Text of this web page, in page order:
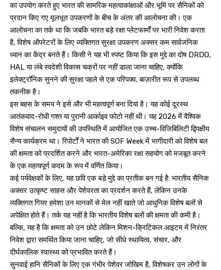
का उपयोग करते हुए भारत की सामरिक महत्वाकांक्षाओं और भूमि पर सैनिकों को
प्रदान किए गए मूलभूत उपकरणों के बीच के अंतर की आलोचना की। एक
आलोचना का तर्क था कि जबकि भारत बड़े रक्षा प्लेटफार्मों पर भारी निवेश करता
है, विशेष ऑपरेटरों के लिए व्यक्तिगत सुरक्षा उपकरण अक्सर कम सार्वजनिक
ध्यान का केंद्र बनते हैं। किसी ने यह भी स्पष्ट किया कि इस मुद्दे का दोष DRDO,
HAL या लंबे स्वदेशी विकास चक्रों पर नहीं डाला जाना चाहिए, क्योंकि
इलेक्ट्रॉनिक सुनने की सुरक्षा पहले से एक परिपक्व, बाज़ारीत रूप से उपलब्ध
तकनीक है।
इस बहस के समय ने इसे और भी महत्वपूर्ण बना दिया है। यह कोई दूरस्थ
आतंकवाद-रोधी गश्त या पुरानी आर्काइव फोटो नहीं थी। यह 2026 में वैश्विक
विशेष संचालन समुदायों की उपस्थिति में आयोजित एक उच्च-विजिबिलिटी द्विपक्षीय
सैन्य कार्यक्रम था। रिपोर्टों ने भारत की SOF Week में भागीदारी को विशेष बल
की क्षमता को प्रदर्शित करने और भारत-अमेरिका रक्षा सहयोग को मजबूत करने
के एक महत्वपूर्ण कदम के रूप में वर्णित किया।
कई पर्यवेक्षकों के लिए, यह छवि एक बड़े मुद्दे का प्रतीक बन गई है: भारतीय सैनिक
अक्सर उत्कृष्ट साहस और पेशेवरता का प्रदर्शन करते हैं, लेकिन उनके
व्यक्तिगत गियर हमेशा उन मानकों से मेल नहीं खाते जो आधुनिक विशेष बलों से
अपेक्षित होते हैं। तर्क यह नहीं है कि भारतीय विशेष बलों की क्षमता की कमी है।
बल्कि, यह है कि क्षमता को उन छोटे लेकिन मिशन-क्रिटिकल आइटम में निरंतर
निवेश द्वारा समर्थित किया जाना चाहिए, जो सीधे स्थायित्व, संचार, और
दीर्घकालिक स्वास्थ्य को प्रभावित करते हैं।
सुनवाई हानि सैनिकों के लिए एक गंभीर पेशेवर जोखिम है, विशेषकर उन लोगों के